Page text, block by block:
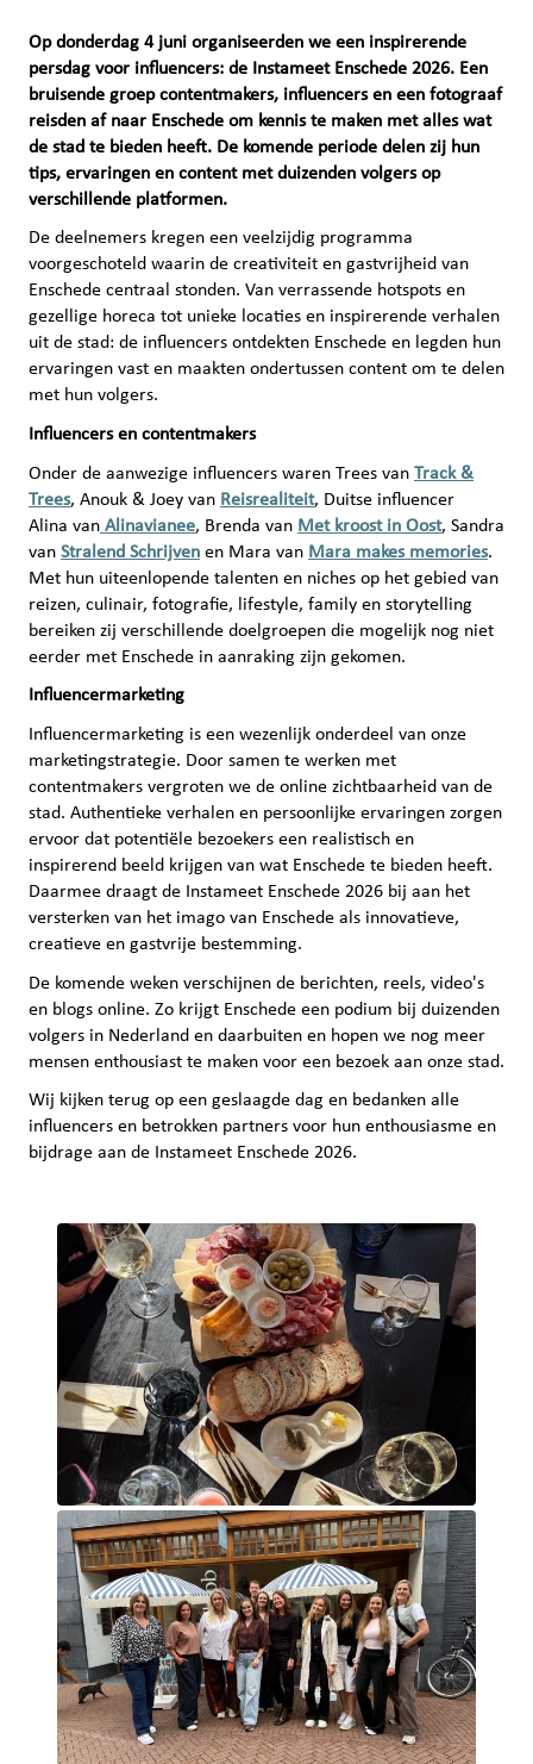
Op donderdag 4 juni organiseerden we een inspirerende
persdag voor influencers: de Instameet Enschede 2026. Een
bruisende groep contentmakers, influencers en een fotograaf
reisden af naar Enschede om kennis te maken met alles wat
de stad te bieden heeft. De komende periode delen zij hun
tips, ervaringen en content met duizenden volgers op
verschillende platformen.
De deelnemers kregen een veelzijdig programma
voorgeschoteld waarin de creativiteit en gastvrijheid van
Enschede centraal stonden. Van verrassende hotspots en
gezellige horeca tot unieke locaties en inspirerende verhalen
uit de stad: de influencers ontdekten Enschede en legden hun
ervaringen vast en maakten ondertussen content om te delen
met hun volgers.
Influencers en contentmakers
Onder de aanwezige influencers waren Trees van Track &
Trees, Anouk & Joey van Reisrealiteit, Duitse influencer
Alina van Alinavianee, Brenda van Met kroost in Oost, Sandra
van Stralend Schrijven en Mara van Mara makes memories.
Met hun uiteenlopende talenten en niches op het gebied van
reizen, culinair, fotografie, lifestyle, family en storytelling
bereiken zij verschillende doelgroepen die mogelijk nog niet
eerder met Enschede in aanraking zijn gekomen.
Influencermarketing
Influencermarketing is een wezenlijk onderdeel van onze
marketingstrategie. Door samen te werken met
contentmakers vergroten we de online zichtbaarheid van de
stad. Authentieke verhalen en persoonlijke ervaringen zorgen
ervoor dat potentiële bezoekers een realistisch en
inspirerend beeld krijgen van wat Enschede te bieden heeft.
Daarmee draagt de Instameet Enschede 2026 bij aan het
versterken van het imago van Enschede als innovatieve,
creatieve en gastvrije bestemming.
De komende weken verschijnen de berichten, reels, video's
en blogs online. Zo krijgt Enschede een podium bij duizenden
volgers in Nederland en daarbuiten en hopen we nog meer
mensen enthousiast te maken voor een bezoek aan onze stad.
Wij kijken terug op een geslaagde dag en bedanken alle
influencers en betrokken partners voor hun enthousiasme en
bijdrage aan de Instameet Enschede 2026.